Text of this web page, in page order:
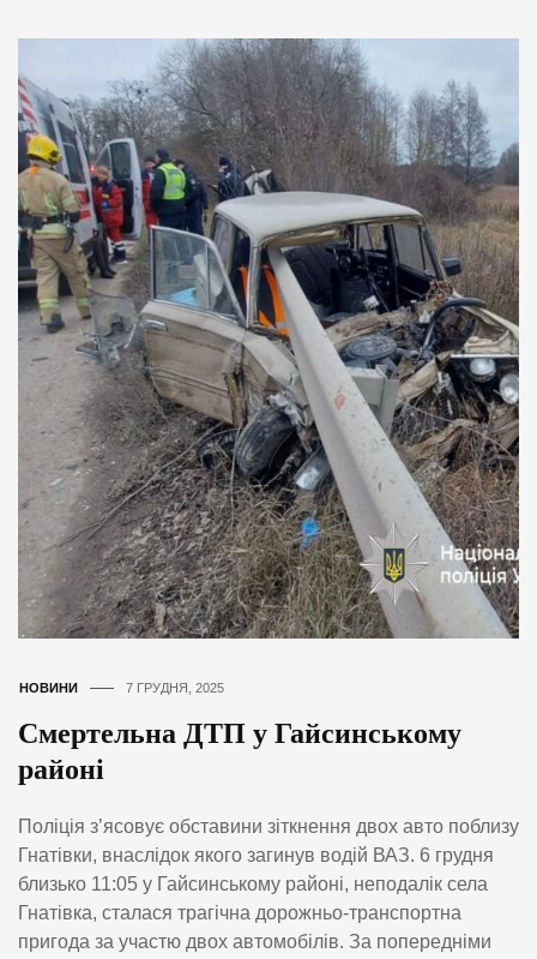
НОВИНИ 7 ГРУДНЯ, 2025
Смертельна ДТП у Гайсинському
районі
Поліція з’ясовує обставини зіткнення двох авто поблизу
Гнатівки, внаслідок якого загинув водій ВАЗ. 6 грудня
близько 11:05 у Гайсинському районі, неподалік села
Гнатівка, сталася трагічна дорожньо-транспортна
пригода за участю двох автомобілів. За попередніми